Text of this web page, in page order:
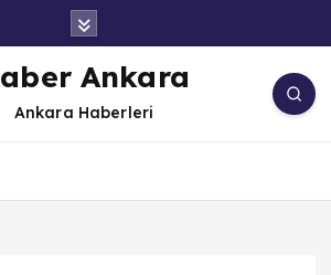
Haber Ankara
Ankara Haberleri